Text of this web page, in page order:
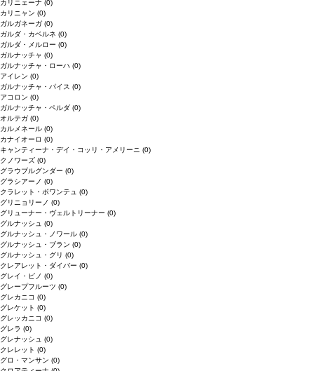
カリニェーナ (0)
カリニャン (0)
ガルガネーガ (0)
ガルダ・カベルネ (0)
ガルダ・メルロー (0)
ガルナッチャ (0)
ガルナッチャ・ローハ (0)
アイレン (0)
ガルナッチャ・パイス (0)
アコロン (0)
ガルナッチャ・ペルダ (0)
オルテガ (0)
カルメネール (0)
カナイオーロ (0)
キャンティーナ・デイ・コッリ・アメリーニ (0)
クノワーズ (0)
グラウブルグンダー (0)
グラシアーノ (0)
クラレット・ボワンテュ (0)
グリニョリーノ (0)
グリューナー・ヴェルトリーナー (0)
グルナッシュ (0)
グルナッシュ・ノワール (0)
グルナッシュ・ブラン (0)
グルナッシュ・グリ (0)
クレアレット・ダイバー (0)
グレイ・ピノ (0)
グレープフルーツ (0)
グレカニコ (0)
グレケット (0)
グレッカニコ (0)
グレラ (0)
グレナッシュ (0)
クレレット (0)
グロ・マンサン (0)